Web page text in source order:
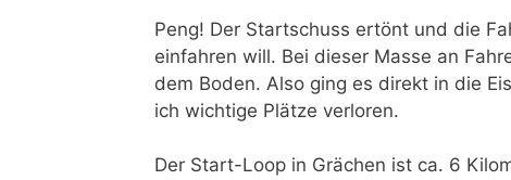
Peng! Der Startschuss ertönt und die
einfahren will. Bei dieser Masse an
dem Boden. Also ging es direkt in die
ich wichtige Plätze verloren.
Der Start-Loop in Grächen ist ca. 6